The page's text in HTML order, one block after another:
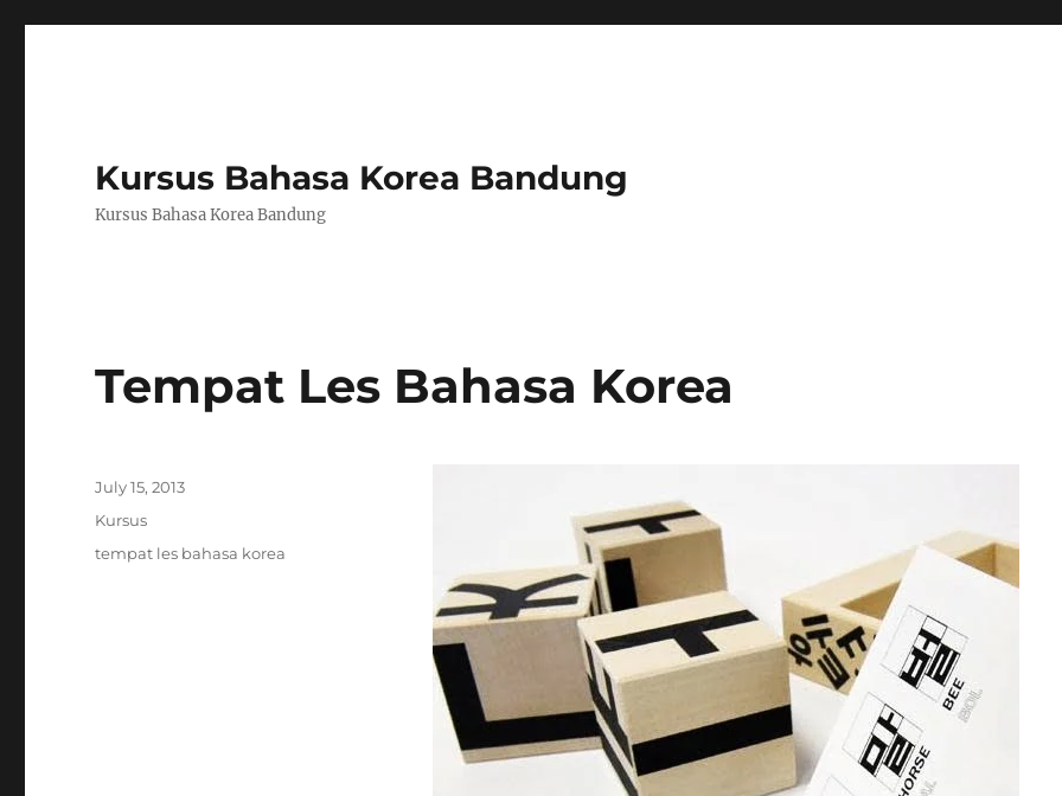
Kursus Bahasa Korea Bandung
Kursus Bahasa Korea Bandung
Tempat Les Bahasa Korea
Author
Posted
July 15, 2013
Categories
Kursus
Tags
tempat les bahasa korea